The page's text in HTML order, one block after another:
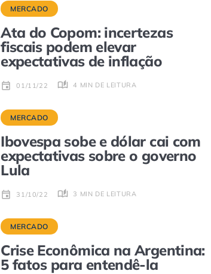
MERCADO
Ata do Copom: incertezas
fiscais podem elevar
expectativas de inflação
01/11/22 4 MIN DE LEITURA
MERCADO
Ibovespa sobe e dólar cai com
expectativas sobre o governo
Lula
31/10/22 3 MIN DE LEITURA
MERCADO
Crise Econômica na Argentina:
5 fatos para entendê-la